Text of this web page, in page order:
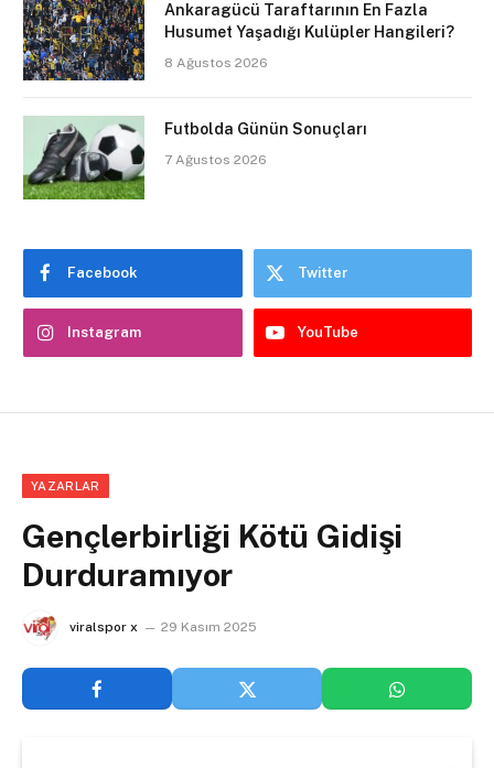
Ankaragücü Taraftarının En Fazla
Husumet Yaşadığı Kulüpler Hangileri?
8 Ağustos 2026
Futbolda Günün Sonuçları
7 Ağustos 2026
Facebook Twitter
Instagram YouTube
YAZARLAR
Gençlerbirliği Kötü Gidişi
Durduramıyor
viralspor x 29 Kasım 2025